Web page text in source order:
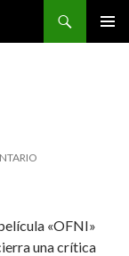
«OFNI»
una crítica